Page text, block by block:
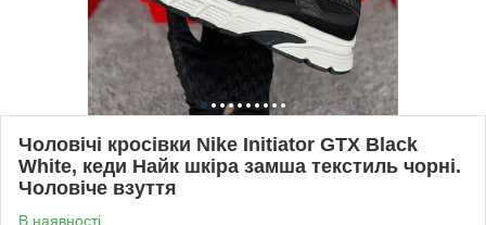
Чоловічі кросівки Nike Initiator GTX Black
White, кеди Найк шкіра замша текстиль чорні.
Чоловіче взуття
В наявності